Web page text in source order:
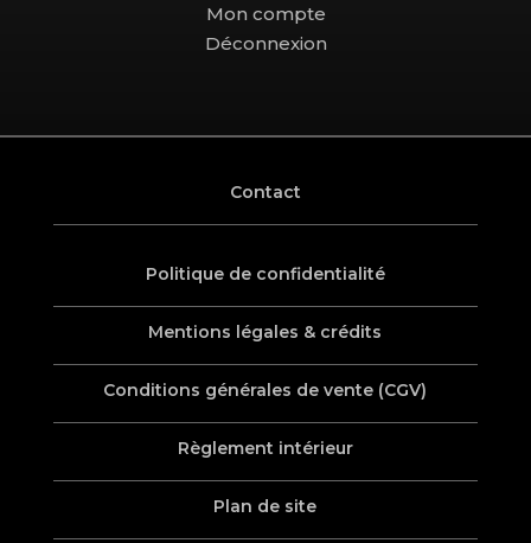
Mon compte
Déconnexion
Contact
Politique de confidentialité
Mentions légales & crédits
Conditions générales de vente (CGV)
Règlement intérieur
Plan de site